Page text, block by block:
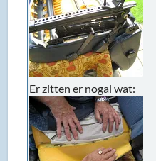
Er zitten er nogal wat: